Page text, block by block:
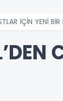
İÇİN YENİ